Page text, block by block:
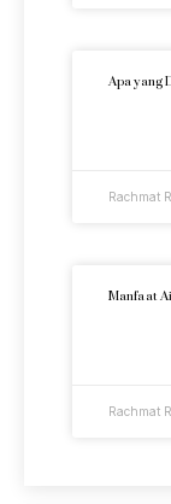
Apa yang
Rachmat
Manfaat
Rachmat